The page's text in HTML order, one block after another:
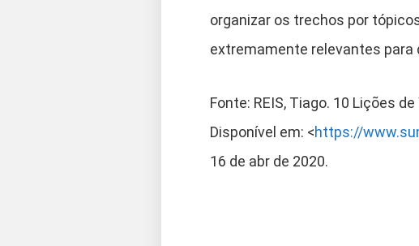
organizar os trechos por
extremamente relevantes para
Fonte: REIS, Tiago. 10 Lições
Disponível em: <https://
16 de abr de 2020.